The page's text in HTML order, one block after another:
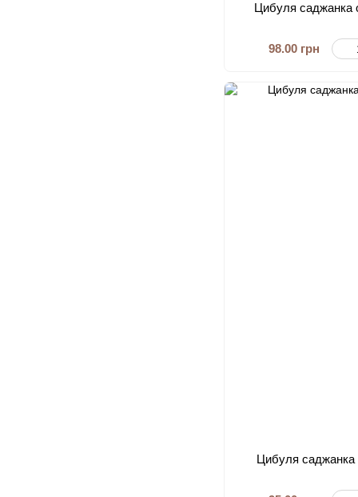
Цибуля саджанка
98.00 грн
Цибуля саджанка